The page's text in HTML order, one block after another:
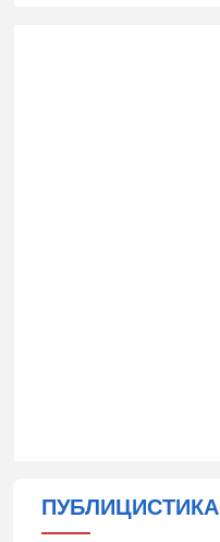
ПУБЛИЦИСТИКА